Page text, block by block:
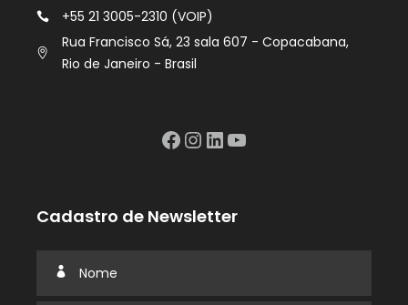
+55 21 3005-2310 (VOIP)
Rua Francisco Sá, 23 sala 607 - Copacabana,
Rio de Janeiro - Brasil
Facebook
Instagram
LinkedIn
YouTube
Cadastro de Newsletter